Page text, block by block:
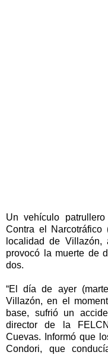
Un vehículo
Contra el
localidad de
provocó la muerte de
dos.
“El día de ayer
Villazón, en el
base, sufrió un
director de la
Cuevas. Informó que
Condori, que